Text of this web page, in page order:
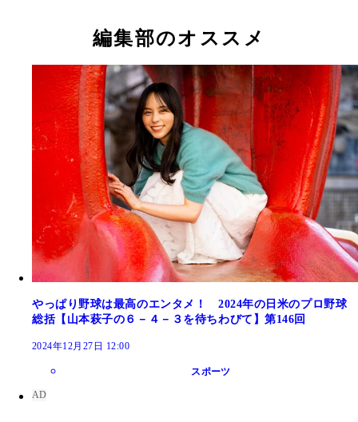
編集部のオススメ
やっぱり野球は最高のエンタメ！ 2024年の日米のプロ野球
総括【山本萩子の６－４－３を待ちわびて】第146回
2024年12月27日 12:00
スポーツ